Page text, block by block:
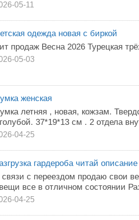
05-11
одежда новая с биркой
продаж Весна 2026 Турецкая
05-03
женская
летняя , новая, кожзам.
37*19*13 см . 2 отдела
04-25
гардероба читай описание
с переездом продаю свои
все в отличном состоянии
04-25